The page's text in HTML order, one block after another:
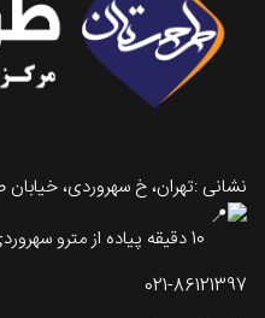
نشانی :تهران، خ سهروردی، خیابان
021-86121397